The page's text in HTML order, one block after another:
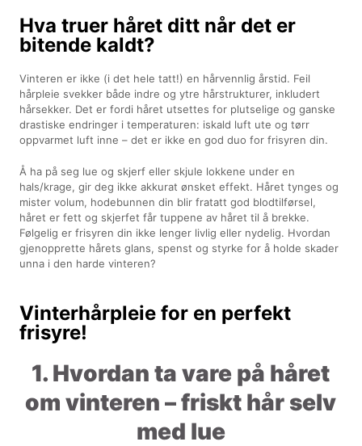
Hva truer håret ditt når det er
bitende kaldt?
Vinteren er ikke (i det hele tatt!) en hårvennlig årstid. Feil
hårpleie svekker både indre og ytre hårstrukturer, inkludert
hårsekker. Det er fordi håret utsettes for plutselige og ganske
drastiske endringer i temperaturen: iskald luft ute og tørr
oppvarmet luft inne – det er ikke en god duo for frisyren din.
Å ha på seg lue og skjerf eller skjule lokkene under en
hals/krage, gir deg ikke akkurat ønsket effekt. Håret tynges og
mister volum, hodebunnen din blir fratatt god blodtilførsel,
håret er fett og skjerfet får tuppene av håret til å brekke.
Følgelig er frisyren din ikke lenger livlig eller nydelig. Hvordan
gjenopprette hårets glans, spenst og styrke for å holde skader
unna i den harde vinteren?
Vinterhårpleie for en perfekt
frisyre!
1. Hvordan ta vare på håret
om vinteren – friskt hår selv
med lue